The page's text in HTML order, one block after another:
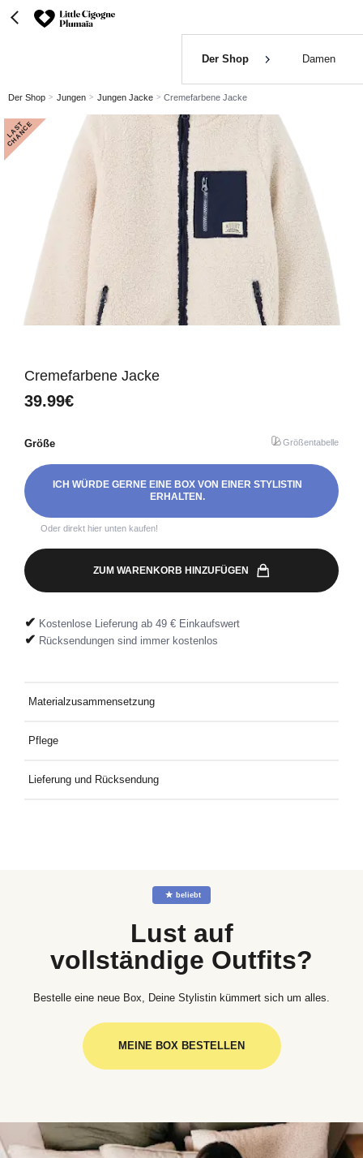
Der Shop Damen
Der Shop Jungen Jungen Jacke Cremefarbene Jacke
L
A
S
T
C
H
A
N
C
E
Cremefarbene Jacke
39.99€
Größe Größentabelle
ICH WÜRDE GERNE EINE BOX VON EINER STYLISTIN
ERHALTEN.
Oder direkt hier unten kaufen!
ZUM WARENKORB HINZUFÜGEN
✔ Kostenlose Lieferung ab 49 € Einkaufswert
✔ Rücksendungen sind immer kostenlos
Materialzusammensetzung
Nylon
Pflege
Lieferung und Rücksendung
☆ beliebt
Lust auf
vollständige Outfits?
Bestelle eine neue Box, Deine Stylistin kümmert sich um alles.
MEINE BOX BESTELLEN